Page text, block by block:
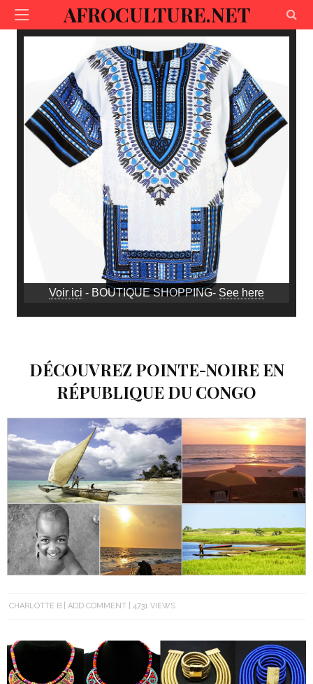
AFROCULTURE.NET
Voir ici - BOUTIQUE SHOPPING- See here
DÉCOUVREZ POINTE-NOIRE EN
RÉPUBLIQUE DU CONGO
CHARLOTTE B ADD COMMENT 4731 VIEWS